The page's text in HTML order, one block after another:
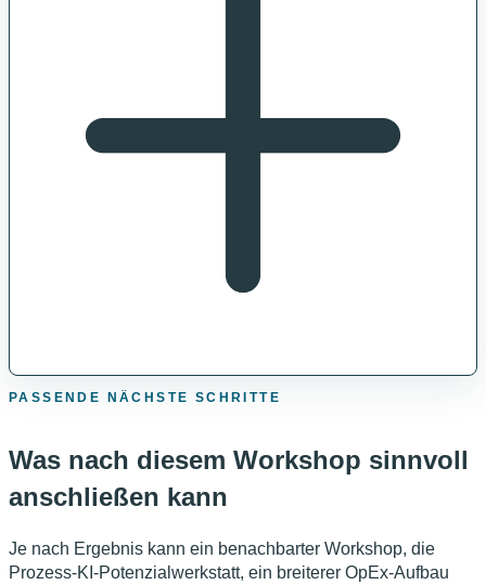
PASSENDE NÄCHSTE SCHRITTE
Was nach diesem Workshop sinnvoll
anschließen kann
Je nach Ergebnis kann ein benachbarter Workshop, die
Prozess-KI-Potenzialwerkstatt, ein breiterer OpEx-Aufbau